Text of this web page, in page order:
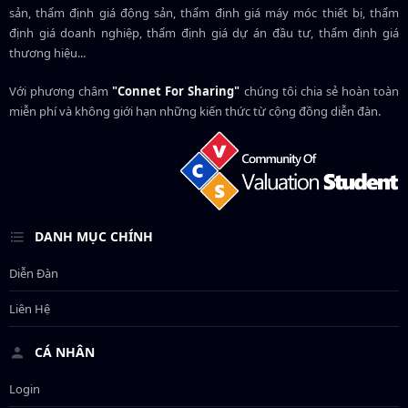
sản, thẩm định giá động sản, thẩm định giá máy móc thiết bị, thẩm
định giá doanh nghiệp, thẩm định giá dự án đầu tư, thẩm định giá
thương hiệu...
Với phương châm"Connet For Sharing" chúng tôi chia sẻ hoàn toàn
miễn phí và không giới hạn những kiến thức từ cộng đồng diễn đàn.
DANH MỤC CHÍNH
Diễn Đàn
Liên Hệ
CÁ NHÂN
Login